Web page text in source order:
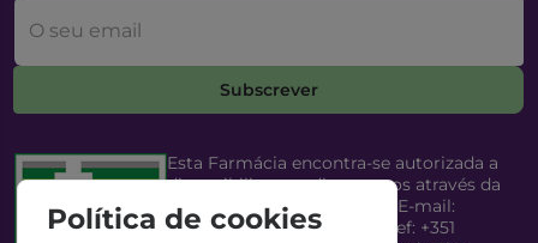
O seu email
Subscrever
Esta Farmácia encontra-se autorizada a
disponibilizar medicamentos através da
Internet, pelo Infarmed, I.P. E-mail:
infarmed@infarmed.pt
| Telef: +351
Política de cookies